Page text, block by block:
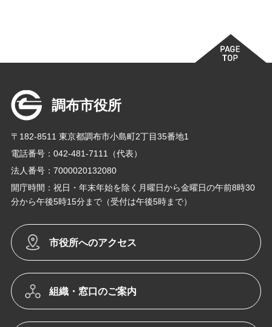
調布市役所
〒182-8511 東京都調布市小島町2丁目35番地1
電話番号：042-481-7111（代表）
法人番号：7000020132080
開庁時間：祝日・年末年始を除く月曜日から金曜日の午前8時30
分から午後5時15分まで（受付は午後5時まで）
市役所へのアクセス
組織・窓口のご案内